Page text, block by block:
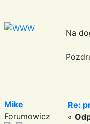
Na
Mike
Forumowicz
Re:
«